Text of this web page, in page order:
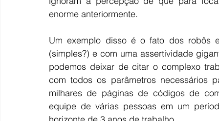
enorme anteriormente.
Um exemplo disso é o fato dos robôs
(simples?) e com uma assertividade
podemos deixar de citar o complexo
com todos os parâmetros necessários
milhares de páginas de códigos de
equipe de várias pessoas em um